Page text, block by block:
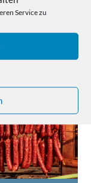
Service zu
zzgl. Versand